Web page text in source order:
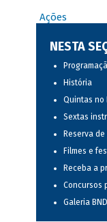
Ações
NESTA
História
Quintas no
Sextas
Reserva
Filmes e
Receba a
Concursos
Galeria